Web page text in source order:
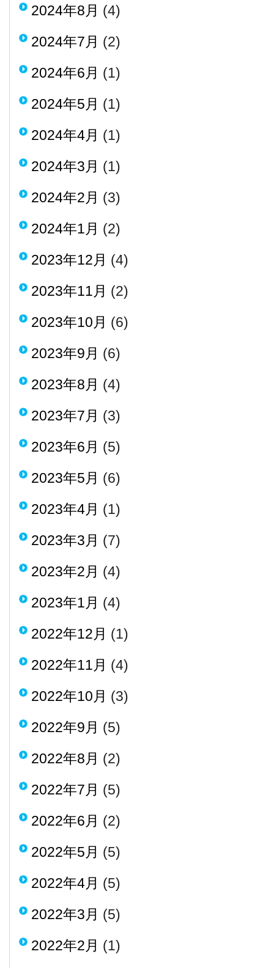
2024年8月 (4)
2024年7月 (2)
2024年6月 (1)
2024年5月 (1)
2024年4月 (1)
2024年3月 (1)
2024年2月 (3)
2024年1月 (2)
2023年12月 (4)
2023年11月 (2)
2023年10月 (6)
2023年9月 (6)
2023年8月 (4)
2023年7月 (3)
2023年6月 (5)
2023年5月 (6)
2023年4月 (1)
2023年3月 (7)
2023年2月 (4)
2023年1月 (4)
2022年12月 (1)
2022年11月 (4)
2022年10月 (3)
2022年9月 (5)
2022年8月 (2)
2022年7月 (5)
2022年6月 (2)
2022年5月 (5)
2022年4月 (5)
2022年3月 (5)
2022年2月 (1)